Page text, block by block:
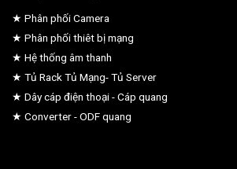
★ Phân phối Camera
★ Phân phối thiêt bị mạng
★ Hệ thống âm thanh
★ Tủ Rack Tủ Mạng- Tủ Server
★ Dây cáp điện thoại - Cáp quang
★ Converter - ODF quang